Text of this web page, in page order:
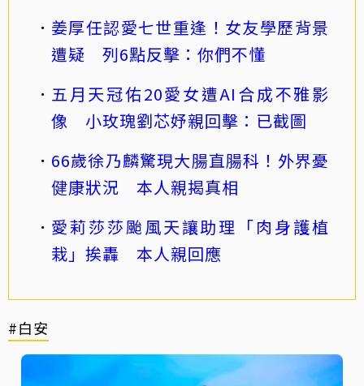
姜厚任認愛七世重逢！女友學歷背景
遭疑 列6點反擊：你們不懂
五月天冠佑20愛女遭AI合成不雅影
像 小玫瑰劉芯妤親回擊：已截圖
66歲徐乃麟驚現大腸直腸科！外界憂
健康狀況 本人親揭真相
愛莉莎莎颱風天讓助理「肉身護植
栽」挨轟 本人親回應
#白安